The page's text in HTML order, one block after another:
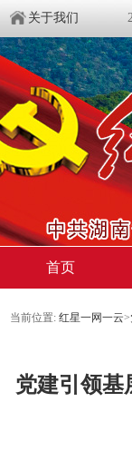
关于我们
首页
当前位置: 红星一网一云>
党建引领基